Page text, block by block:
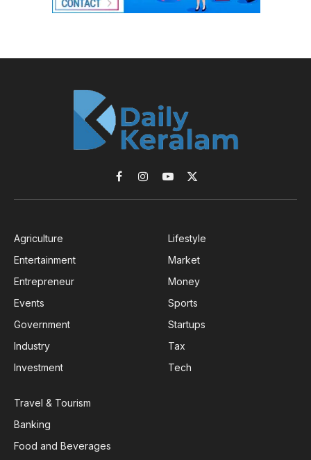
Facebook
InstagramYouTube
X
(Twitter)
Agriculture
Entertainment
Entrepreneur
Events
Government
Industry
Investment
Lifestyle
Market
Money
Sports
Startups
Tax
Tech
Travel & Tourism
Banking
Food and Beverages